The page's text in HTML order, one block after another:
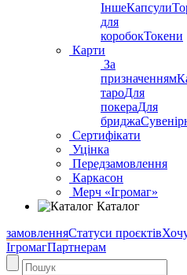
ІншеКапсули
для
коробокТокени
Карти
За
призначенням
тароДля
покераДля
бриджа
Сертифікати
Уцінка
Передзамовлення
Каркасон
Мерч «Ігромаг»
Каталог
замовленняСтатуси проєктів
ІгромагПартнерам